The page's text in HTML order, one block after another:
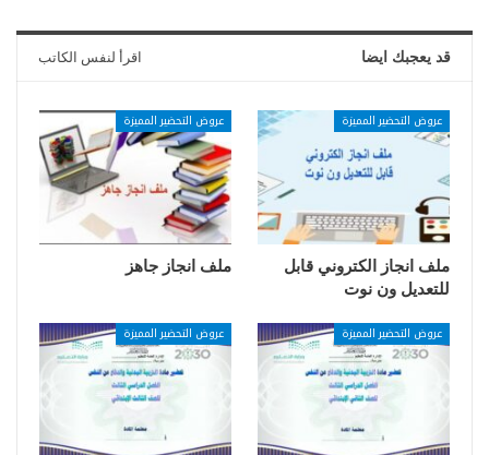
قد يعجبك ايضا اقرأ لنفس الكاتب
عروض التحضير المميزة
ملف انجاز الكتروني قابل
للتعديل ون نوت
عروض التحضير المميزة
ملف انجاز جاهز
عروض التحضير المميزة عروض التحضير المميزة